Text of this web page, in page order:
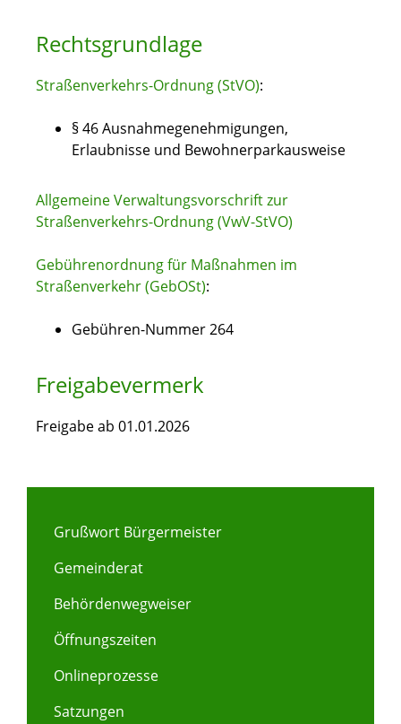
Rechtsgrundlage
Straßenverkehrs-Ordnung (StVO):
§ 46 Ausnahmegenehmigungen,
Erlaubnisse und Bewohnerparkausweise
Allgemeine Verwaltungsvorschrift zur
Straßenverkehrs-Ordnung (VwV-StVO)
Gebührenordnung für Maßnahmen im
Straßenverkehr (GebOSt):
Gebühren-Nummer 264
Freigabevermerk
Freigabe ab 01.01.2026
Grußwort Bürgermeister
Gemeinderat
Behördenwegweiser
Öffnungszeiten
Onlineprozesse
Satzungen